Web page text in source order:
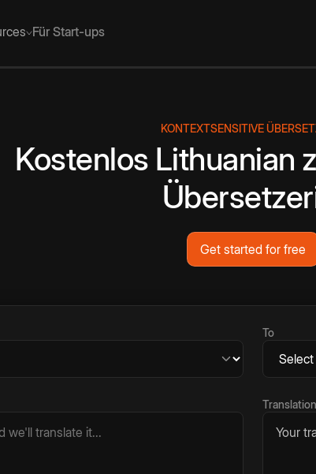
Für Start-ups
KONTEXTSENSITIVE
Kostenlos Lithuanian
Get started for free
To
Translation
Your